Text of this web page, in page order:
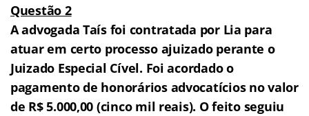
Questão 2
A advogada Taís foi contratada por Lia para
atuar em certo processo ajuizado perante o
Juizado Especial Cível. Foi acordado o
pagamento de honorários advocatícios no valor
de R$ 5.000,00 (cinco mil reais). O feito seguiu